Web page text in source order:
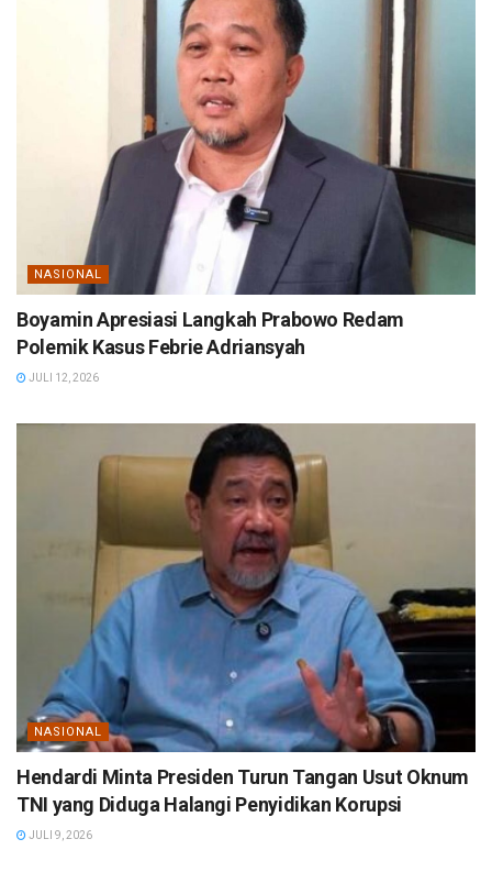
NASIONAL
Boyamin Apresiasi Langkah Prabowo Redam
Polemik Kasus Febrie Adriansyah
JULI 12, 2026
NASIONAL
Hendardi Minta Presiden Turun Tangan Usut Oknum
TNI yang Diduga Halangi Penyidikan Korupsi
JULI 9, 2026